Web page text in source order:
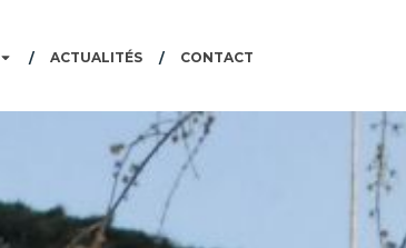
ACTUALITÉS CONTACT